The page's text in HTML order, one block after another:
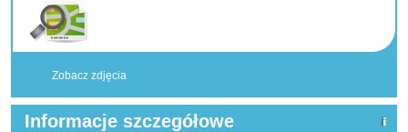
Zobacz zdjęcia
Informacje szczegółowe